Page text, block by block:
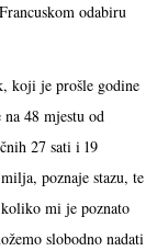
odabiru
koji je prošle godine
48 mjestu od
27 sati i 19
poznaje stazu, te
mi je poznato
slobodno nadati